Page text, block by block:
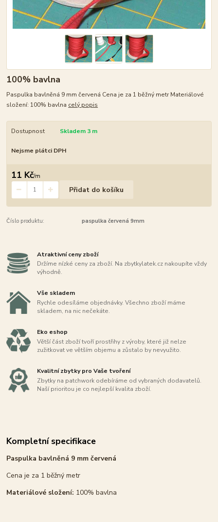
100% bavlna
Paspulka bavlněná 9 mm červená Cena je za 1 běžný metr Materiálové
složení: 100% bavlna celý popis
Dostupnost Skladem 3 m
Nejsme plátci DPH
11 Kč/m
Přidat do košíku
Číslo produktu: paspulka červená 9mm
Atraktivní ceny zboží
Držíme nízké ceny za zboží. Na zbytkylatek.cz nakoupíte vždy
výhodně.
Vše skladem
Rychle odesíláme objednávky. Všechno zboží máme
skladem, na nic nečekáte.
Eko eshop
Větší část zboží tvoří prostřihy z výroby, které již nelze
zužitkovat ve větším objemu a zůstalo by nevyužito.
Kvalitní zbytky pro Vaše tvoření
Zbytky na patchwork odebíráme od vybraných dodavatelů.
Naší prioritou je co nejlepší kvalita zboží.
Kompletní specifikace
Paspulka bavlněná 9 mm červená
Cena je za 1 běžný metr
Materiálové složení: 100% bavlna